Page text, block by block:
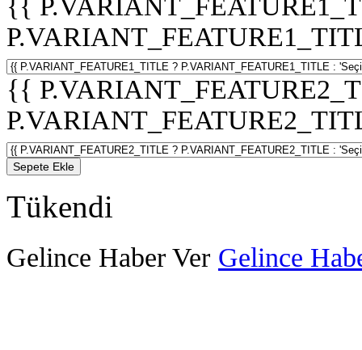
{{
{{
Sepete Ekle
Tükendi
Gelince Haber Ver Gelince